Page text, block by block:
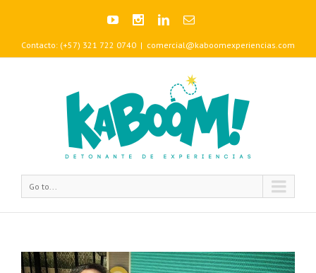
Contacto: (+57) 321 722 0740 | comercial@kaboomexperiencias.com
Go to...